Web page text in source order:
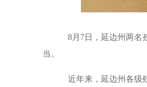
8月 7日，延边州两名
当。
近年来，延边州各级